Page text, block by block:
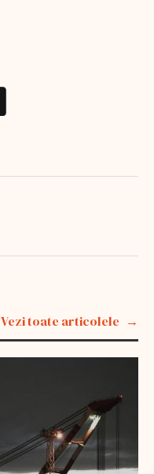
Vezi toate articolele